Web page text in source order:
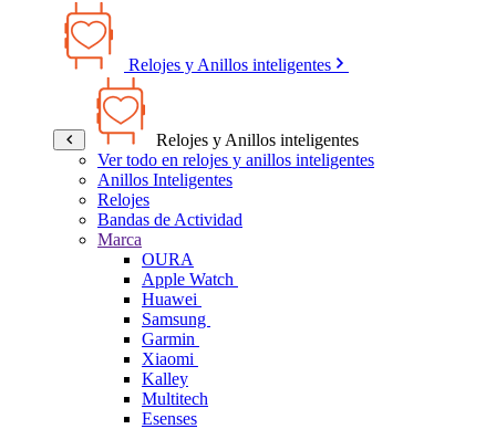
Relojes y Anillos inteligentes
Relojes y Anillos inteligentes
Ver todo en relojes y anillos inteligentes
Anillos Inteligentes
Relojes
Bandas de Actividad
Marca
OURA
Apple Watch
Huawei
Samsung
Garmin
Xiaomi
Kalley
Multitech
Esenses